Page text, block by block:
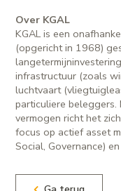
Over KGAL
KGAL is een
(opgericht in 1968)
infrastructuur (zoals
luchtvaart
particuliere beleggers.
vermogen richt het
focus op actief asset
Social, Governance)